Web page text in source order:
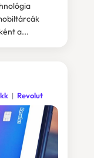
a...
Revolut